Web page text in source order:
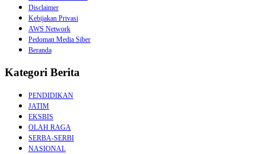
Disclaimer
Kebijakan Privasi
AWS Network
Pedoman Media Siber
Beranda
Kategori Berita
PENDIDIKAN
JATIM
EKSBIS
OLAH RAGA
SERBA-SERBI
NASIONAL